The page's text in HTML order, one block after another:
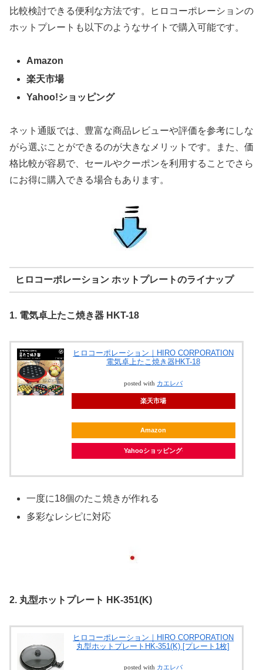
比較検討できる便利な方法です。ヒロコーポレーションの
ホットプレートも以下のようなサイトで購入可能です。
Amazon
楽天市場
Yahoo!ショッピング
ネット通販では、豊富な商品レビューや評価を参考にしな
がら選ぶことができるのが大きなメリットです。また、価
格比較が容易で、セールやクーポンを利用することでさら
にお得に購入できる場合もあります。
ヒロコーポレーション ホットプレートのライナップ
1. 電気卓上たこ焼き器 HKT-18
ヒロコーポレーション｜HIRO CORPORATION
電気卓上たこ焼き器HKT-18
posted with カエレバ
楽天市場
Amazon
Yahooショッピング
一度に18個のたこ焼きが作れる
多彩なレシピに対応
2. 丸型ホットプレート HK-351(K)
ヒロコーポレーション｜HIRO CORPORATION
丸型ホットプレートHK-351(K) [プレート1枚]
posted with カエレバ